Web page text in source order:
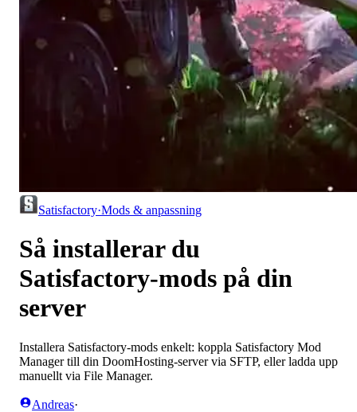
Satisfactory·Mods & anpassning
Så installerar du
Satisfactory-mods på din
server
Installera Satisfactory-mods enkelt: koppla Satisfactory Mod
Manager till din DoomHosting-server via SFTP, eller ladda upp
manuellt via File Manager.
Andreas·